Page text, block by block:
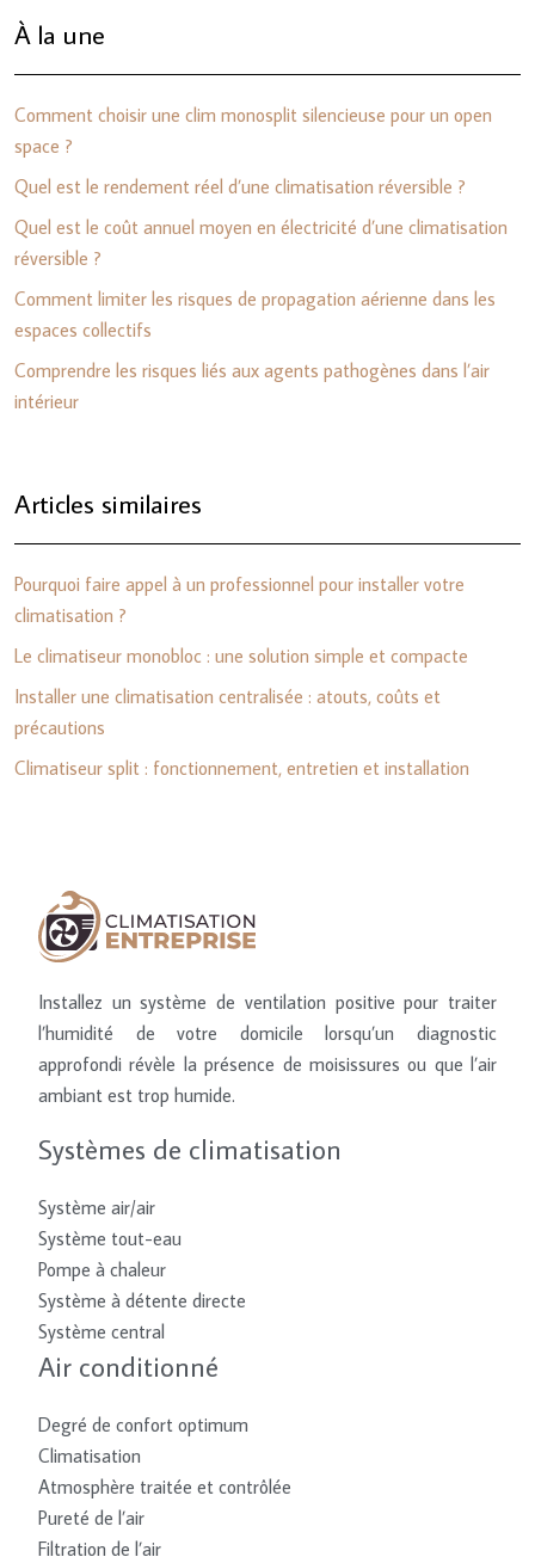
À la une
Comment choisir une clim monosplit silencieuse pour un open
space ?
Quel est le rendement réel d’une climatisation réversible ?
Quel est le coût annuel moyen en électricité d’une climatisation
réversible ?
Comment limiter les risques de propagation aérienne dans les
espaces collectifs
Comprendre les risques liés aux agents pathogènes dans l’air
intérieur
Articles similaires
Pourquoi faire appel à un professionnel pour installer votre
climatisation ?
Le climatiseur monobloc : une solution simple et compacte
Installer une climatisation centralisée : atouts, coûts et
précautions
Climatiseur split : fonctionnement, entretien et installation
Installez un système de ventilation positive pour traiter
l’humidité de votre domicile lorsqu’un diagnostic
approfondi révèle la présence de moisissures ou que l’air
ambiant est trop humide.
Systèmes de climatisation
Système air/air
Système tout-eau
Pompe à chaleur
Système à détente directe
Système central
Air conditionné
Degré de confort optimum
Climatisation
Atmosphère traitée et contrôlée
Pureté de l’air
Filtration de l’air